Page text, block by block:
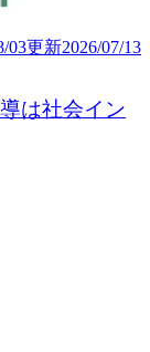
03更新2026/07/13
は社会イン